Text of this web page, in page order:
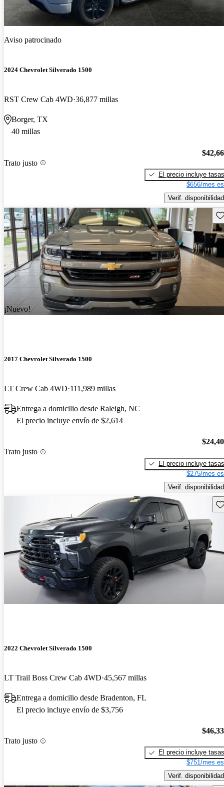
Aviso patrocinado
2024 Chevrolet Silverado 1500
RST Crew Cab 4WD 36,877 millas
Borger, TX
40 millas
Trato justo
El precio incluye tasas
$656/mes
Verif. disponibilidad
¡Nuevo!
2017 Chevrolet Silverado 1500
LT Crew Cab 4WD 111,989 millas
Entrega a domicilio desde Raleigh, NC
El precio incluye envío de $2,614
Trato justo
El precio incluye tasas
$275/mes
Verif. disponibilidad
2022 Chevrolet Silverado 1500
LT Trail Boss Crew Cab 4WD 45,567 millas
Entrega a domicilio desde Bradenton, FL
El precio incluye envío de $3,756
Trato justo
El precio incluye tasas
$751/mes
Verif. disponibilidad